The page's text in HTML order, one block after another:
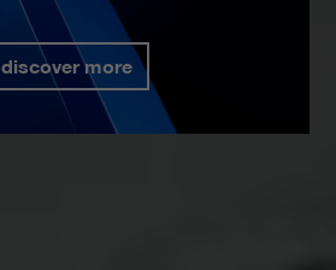
discover more